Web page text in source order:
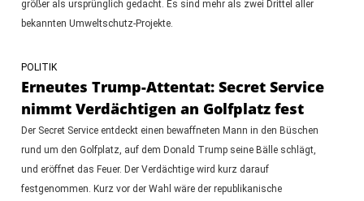
größer als ursprünglich gedacht. Es sind mehr als zwei Drittel aller
bekannten Umweltschutz-Projekte.
POLITIK
Erneutes Trump-Attentat: Secret Service
nimmt Verdächtigen an Golfplatz fest
Der Secret Service entdeckt einen bewaffneten Mann in den Büschen
rund um den Golfplatz, auf dem Donald Trump seine Bälle schlägt,
und eröffnet das Feuer. Der Verdächtige wird kurz darauf
festgenommen. Kurz vor der Wahl wäre der republikanische